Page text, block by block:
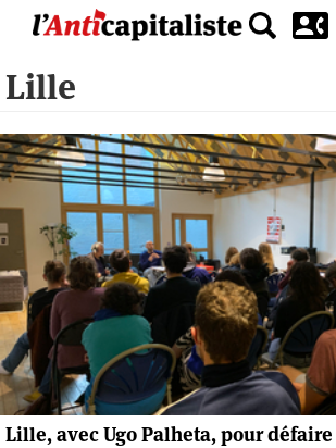
principal
Lille
Lille, avec Ugo Palheta, pour